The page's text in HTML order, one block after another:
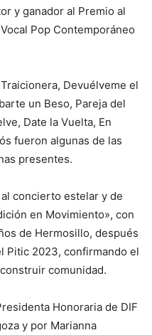
y ganador al Premio al
Pop Contemporáneo
Devuélveme el
un Beso, Pareja del
Date la Vuelta, En
fueron algunas de las
presentes.
concierto estelar y de
en Movimiento», con
de Hermosillo, después
Pitic 2023, confirmando el
comunidad.
Honoraria de DIF
y por Marianna